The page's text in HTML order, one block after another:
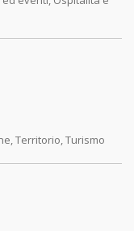
Territorio, Turismo